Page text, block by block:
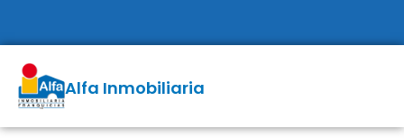
Alfa Inmobiliaria